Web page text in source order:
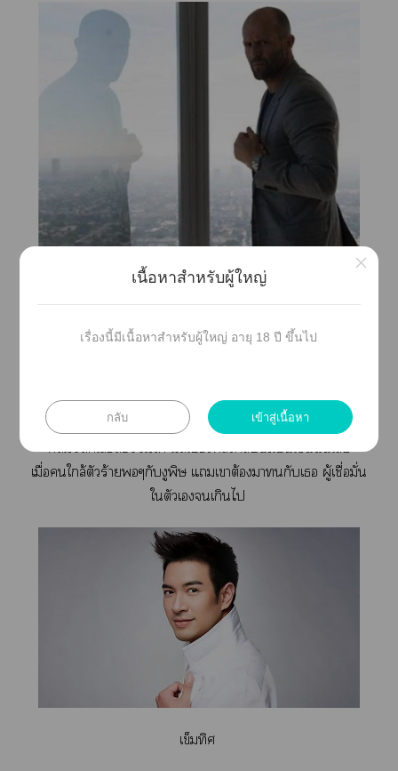
าตำรวจหนุ่มที่สุดฮอท ที่ร้อนแตั้งแต่ชื่อไนิสัยส่วนตัว เา
ต้องเข้ามารับดูแคดีาตระกูลใหญ่ มันดูเป็นแค่
คดีเลือดา แต่เบื้องหลังกลับไม่เป็นเช่นนั้นเ
เมื่อใกล้ตัวร้ายๆกับงูพิษ แเาต้องานกับเ ผู้เชื่อมั่น
ใตัวเเกินไ
เข็มทิศ
เนื้อหาสำหรับผู้ใหญ่
เรื่องนี้มีเนื้อหาสำหรับผู้ใหญ่ อายุ 18 ปี ขึ้นไป
กลับ เข้าสู่เนื้อหา
×